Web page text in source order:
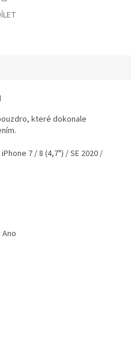
které dokonale
7 / 8 (4,7") / SE 2020 /